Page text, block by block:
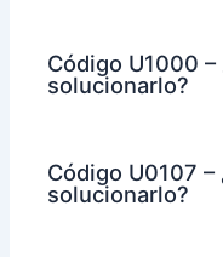
Código U1000
solucionarlo?
Código U0107
solucionarlo?